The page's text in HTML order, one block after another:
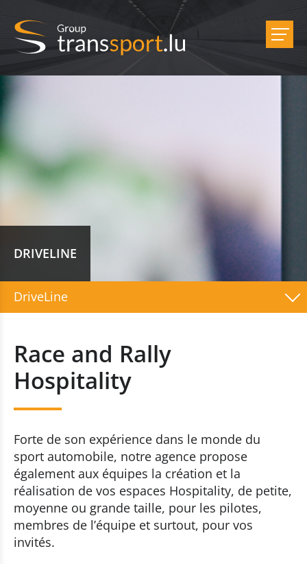
DRIVELINE
DriveLine
Brand Events
Racing Events
Race and Rally Logistic
Contactez-nous
Race and Rally
Hospitality
Forte de son expérience dans le monde du
sport automobile, notre agence propose
également aux équipes la création et la
réalisation de vos espaces Hospitality, de petite,
moyenne ou grande taille, pour les pilotes,
membres de l’équipe et surtout, pour vos
invités.